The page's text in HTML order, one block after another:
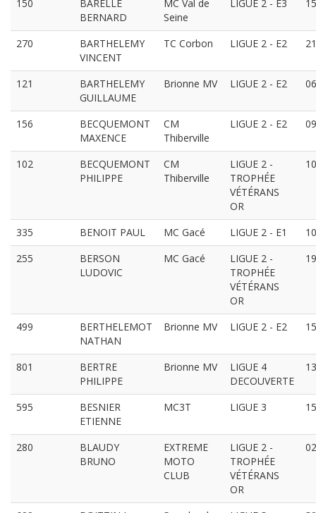
150
BARELLE
BERNARD
MC Val de
Seine
LIGUE 2 - E3
270
BARTHELEMY
VINCENT
TC Corbon LIGUE 2 - E2
121
BARTHELEMY
GUILLAUME
Brionne MV LIGUE 2 - E2
156
BECQUEMONT
MAXENCE
CM
Thiberville
LIGUE 2 - E2
102
BECQUEMONT
PHILIPPE
CM
Thiberville
LIGUE 2 -
TROPHÉE
VÉTÉRANS
OR
335 BENOIT PAUL MC Gacé LIGUE 2 - E1
255
BERSON
LUDOVIC
MC Gacé
LIGUE 2 -
TROPHÉE
VÉTÉRANS
OR
499
BERTHELEMOT
NATHAN
Brionne MV LIGUE 2 - E2
801
BERTRE
PHILIPPE
Brionne MV
LIGUE 4
DECOUVERTE
595
BESNIER
ETIENNE
MC3T LIGUE 3
280
BLAUDY
BRUNO
EXTREME
MOTO
CLUB
LIGUE 2 -
TROPHÉE
VÉTÉRANS
OR